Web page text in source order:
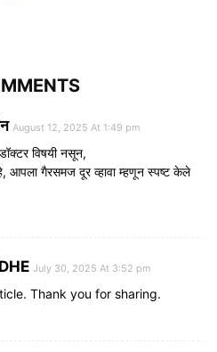
August 12, 2025 At 1:49 pm
विषयी नसून,
आपला गैरसमज दूर व्हावा म्हणून स्पष्ट केले
July 30, 2025 At 3:52 pm
Thank you for sharing.